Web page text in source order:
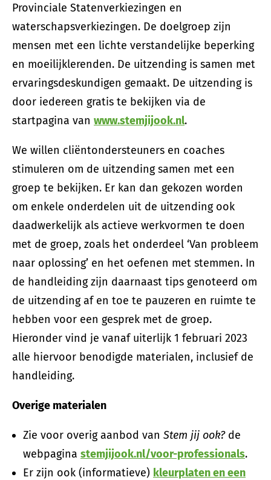
Provinciale Statenverkiezingen en
waterschapsverkiezingen. De doelgroep zijn
mensen met een lichte verstandelijke beperking
en moeilijklerenden. De uitzending is samen met
ervaringsdeskundigen gemaakt. De uitzending is
door iedereen gratis te bekijken via de
startpagina van www.stemjijook.nl.
We willen cliëntondersteuners en coaches
stimuleren om de uitzending samen met een
groep te bekijken. Er kan dan gekozen worden
om enkele onderdelen uit de uitzending ook
daadwerkelijk als actieve werkvormen te doen
met de groep, zoals het onderdeel ‘Van probleem
naar oplossing’ en het oefenen met stemmen. In
de handleiding zijn daarnaast tips genoteerd om
de uitzending af en toe te pauzeren en ruimte te
hebben voor een gesprek met de groep.
Hieronder vind je vanaf uiterlijk 1 februari 2023
alle hiervoor benodigde materialen, inclusief de
handleiding.
Overige materialen
Zie voor overig aanbod van Stem jij ook?de
webpagina stemjijook.nl/voor-professionals.
Er zijn ook (informatieve) kleurplaten en een